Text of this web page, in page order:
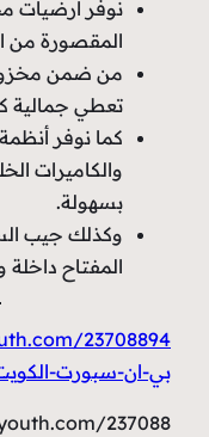
نوفر ارضيات
المقصورة من
من ضمن
تعطي جمالية
كما نوفر أنظمة
والكاميرات
بسهولة.
وكذلك جيب
المفتاح داخلة
بي-ان-سبورت-
237088